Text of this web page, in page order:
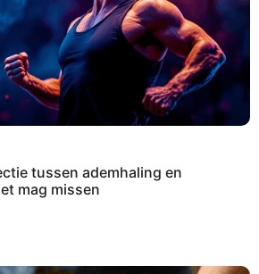
tussen ademhaling en
mag missen